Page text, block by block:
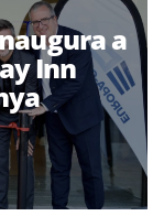
a
Inn